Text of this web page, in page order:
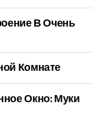
В Очень
Комнате
Окно: Муки